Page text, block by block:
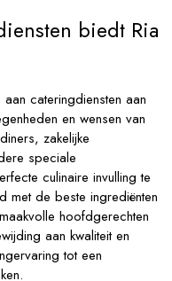
biedt Ria
cateringdiensten aan
en wensen van
zakelijke
speciale
culinaire invulling te
met de beste ingrediënten
hoofdgerechten
aan kwaliteit en
tot een